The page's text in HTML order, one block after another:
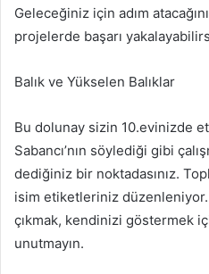
Geleceğiniz için adım
projelerde başarı
Balık ve Yükselen Balıklar
Bu dolunay sizin 10.evinizde
Sabancı’nın söylediği gibi
dediğiniz bir noktadasınız.
isim etiketleriniz
çıkmak, kendinizi göstermek
unutmayın.